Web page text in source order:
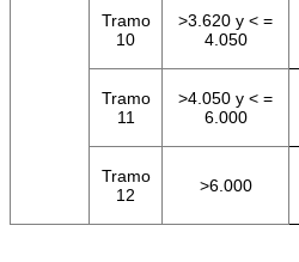
Tramo
10
>3.620 y < =
4.050
Tramo
11
>4.050 y < =
6.000
Tramo
12
>6.000